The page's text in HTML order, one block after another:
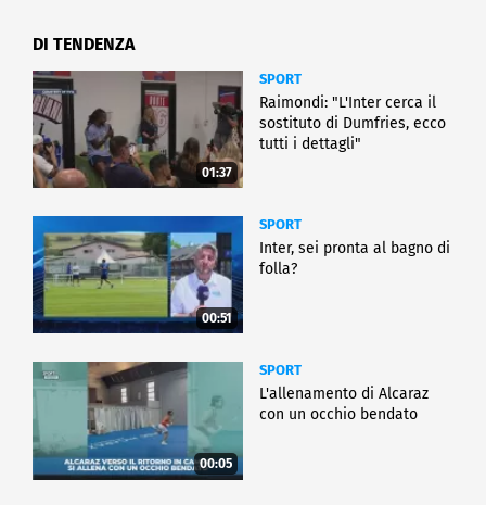
DI TENDENZA
01:37
SPORT
Raimondi: "L'Inter cerca il
sostituto di Dumfries, ecco
tutti i dettagli"
00:51
SPORT
Inter, sei pronta al bagno di
folla?
00:05
SPORT
L'allenamento di Alcaraz
con un occhio bendato